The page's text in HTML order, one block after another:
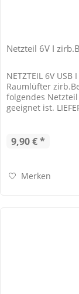
Netzteil 6V I
NETZTEIL 6V
Raumlüfter
folgendes
geeignet ist.
9,90 € *
Merken